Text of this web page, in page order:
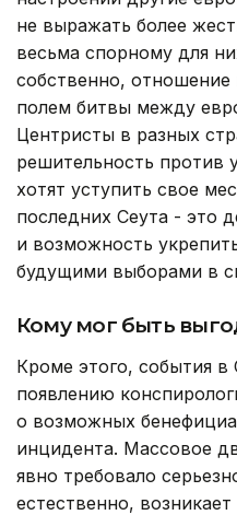
не выражать более
весьма спорному для
собственно, отношение
полем битвы между
Центристы в разных
решительность против
хотят уступить свое
последних Сеута - это
и возможность
будущими выборами в
Кому мог быть
Кроме этого, события в
появлению
о возможных
инцидента. Массовое
явно требовало
естественно,